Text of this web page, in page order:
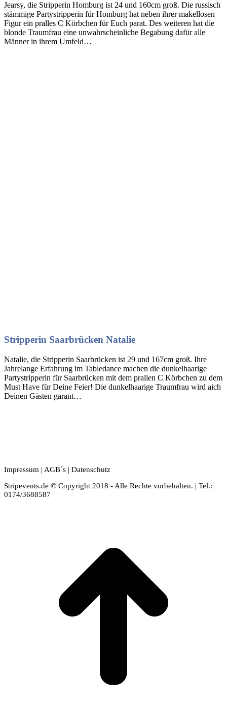
Jearsy, die Stripperin Homburg ist 24 und 160cm groß. Die russisch
stämmige Partystripperin für Homburg hat neben ihrer makellosen
Figur ein pralles C Körbchen für Euch parat. Des weiteren hat die
blonde Traumfrau eine unwahrscheinliche Begabung dafür alle
Männer in ihrem Umfeld…
Stripperin Saarbrücken Natalie
Natalie, die Stripperin Saarbrücken ist 29 und 167cm groß. Ihre
Jahrelange Erfahrung im Tabledance machen die dunkelhaarige
Partystripperin für Saarbrücken mit dem prallen C Körbchen zu dem
Must Have für Deine Feier! Die dunkelhaarige Traumfrau wird aich
Deinen Gästen garant…
Impressum | AGB´s | Datenschutz
Stripevents.de © Copyright 2018 - Alle Rechte vorbehalten. | Tel.:
0174/3688587